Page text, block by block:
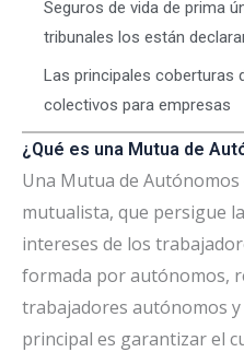
Seguros de vida de prima
tribunales los están
Las principales coberturas
colectivos para empresas
¿Qué es una Mutua de
Una Mutua de
mutualista, que persigue
intereses de los
formada por autónomos,
trabajadores autónomos
principal es garantizar el